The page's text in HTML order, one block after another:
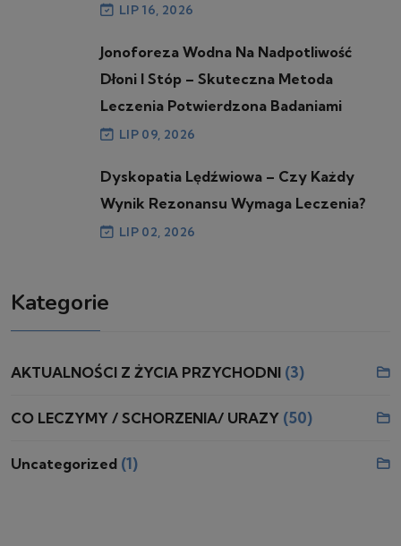
LIP 16, 2026
Jonoforeza Wodna Na Nadpotliwość
Dłoni I Stóp – Skuteczna Metoda
Leczenia Potwierdzona Badaniami
LIP 09, 2026
Dyskopatia Lędźwiowa – Czy Każdy
Wynik Rezonansu Wymaga Leczenia?
LIP 02, 2026
Kategorie
AKTUALNOŚCI Z ŻYCIA PRZYCHODNI (3)
CO LECZYMY / SCHORZENIA/ URAZY (50)
Uncategorized (1)